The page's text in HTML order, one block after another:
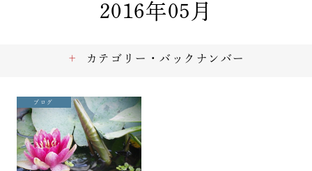
2016年05月
ブログ
カテゴリー・バックナンバー